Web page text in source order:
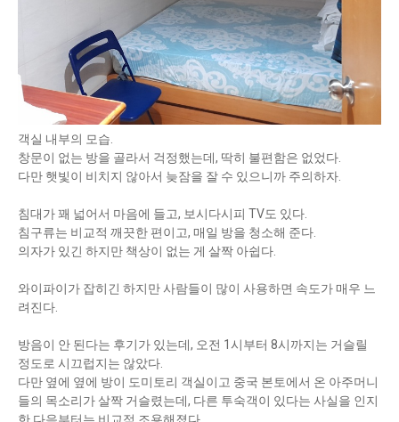
객실 내부의 모습.
창문이 없는 방을 골라서 걱정했는데, 딱히 불편함은 없었다.
다만 햇빛이 비치지 않아서 늦잠을 잘 수 있으니까 주의하자.
침대가 꽤 넓어서 마음에 들고, 보시다시피 TV도 있다.
침구류는 비교적 깨끗한 편이고, 매일 방을 청소해 준다.
의자가 있긴 하지만 책상이 없는 게 살짝 아쉽다.
와이파이가 잡히긴 하지만 사람들이 많이 사용하면 속도가 매우 느
려진다.
방음이 안 된다는 후기가 있는데, 오전 1시부터 8시까지는 거슬릴
정도로 시끄럽지는 않았다.
다만 옆에 옆에 방이 도미토리 객실이고 중국 본토에서 온 아주머니
들의 목소리가 살짝 거슬렸는데, 다른 투숙객이 있다는 사실을 인지
한 다음부터는 비교적 조용해졌다.